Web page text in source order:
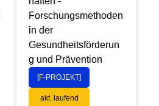
Forschungsmethoden
in der
Gesundheitsförderun
g und Prävention
[F-PROJEKT]
akt. laufend